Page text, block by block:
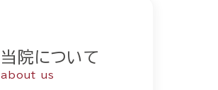
当院について
about us